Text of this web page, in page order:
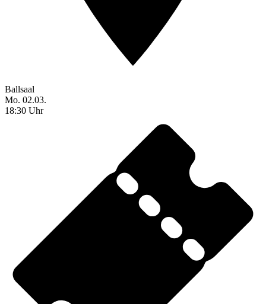
Ballsaal
Mo. 02.03.
18:30 Uhr